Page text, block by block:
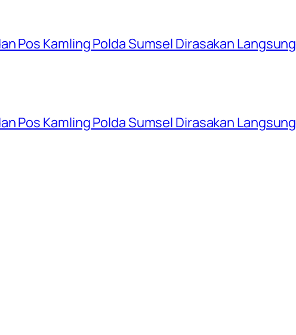
Pos Kamling Polda Sumsel Dirasakan Langsung
Pos Kamling Polda Sumsel Dirasakan Langsung